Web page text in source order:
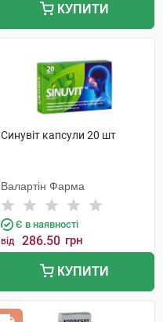
КУПИТИ
Синувіт капсули 20 шт
Валартін Фарма
Є в наявності
від 286.50 грн
КУПИТИ